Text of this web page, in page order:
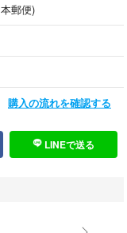
郵便)
購入の流れを確認する
LINEで送る